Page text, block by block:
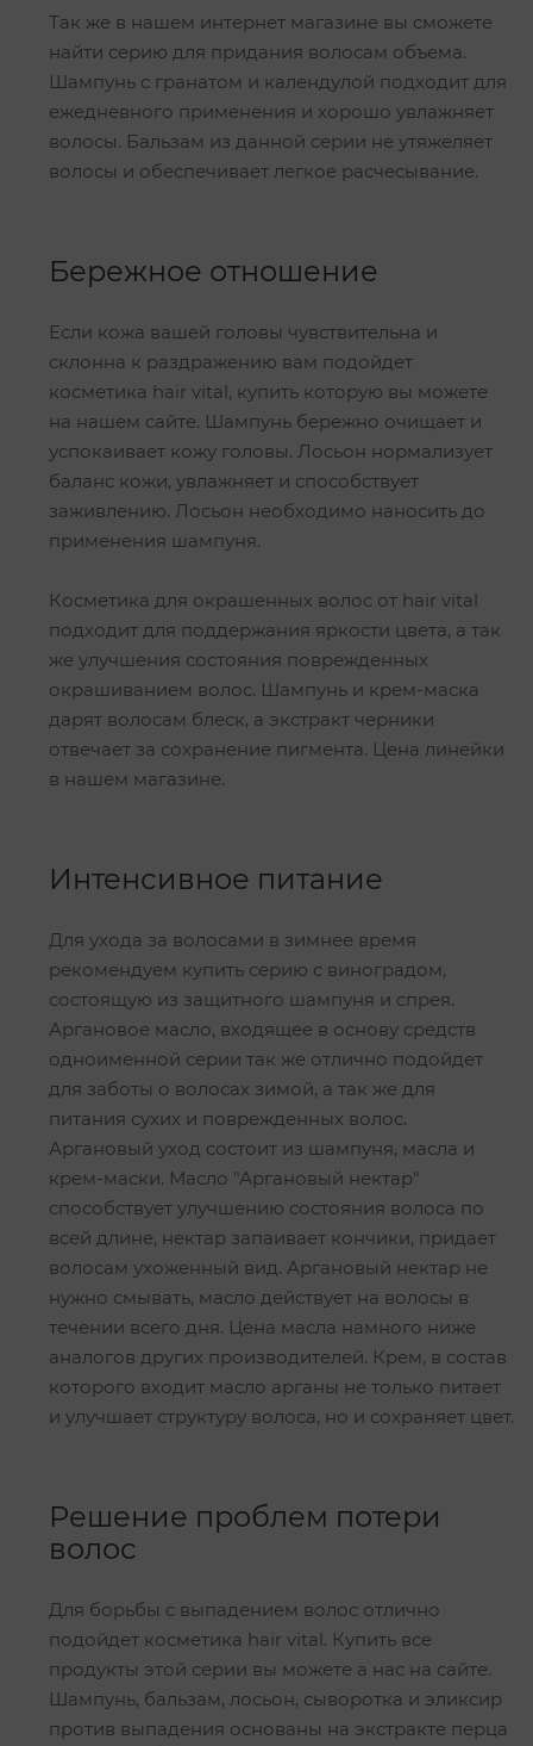
Так же в нашем интернет магазине вы сможете
найти серию для придания волосам объема.
Шампунь с гранатом и календулой подходит для
ежедневного применения и хорошо увлажняет
волосы. Бальзам из данной серии не утяжеляет
волосы и обеспечивает легкое расчесывание.
Бережное отношение
Если кожа вашей головы чувствительна и
склонна к раздражению вам подойдет
косметика hair vital, купить которую вы можете
на нашем сайте. Шампунь бережно очищает и
успокаивает кожу головы. Лосьон нормализует
баланс кожи, увлажняет и способствует
заживлению. Лосьон необходимо наносить до
применения шампуня.
Косметика для окрашенных волос от hair vital
подходит для поддержания яркости цвета, а так
же улучшения состояния поврежденных
окрашиванием волос. Шампунь и крем-маска
дарят волосам блеск, а экстракт черники
отвечает за сохранение пигмента. Цена линейки
в нашем магазине.
Интенсивное питание
Для ухода за волосами в зимнее время
рекомендуем купить серию с виноградом,
состоящую из защитного шампуня и спрея.
Аргановое масло, входящее в основу средств
одноименной серии так же отлично подойдет
для заботы о волосах зимой, а так же для
питания сухих и поврежденных волос.
Аргановый уход состоит из шампуня, масла и
крем-маски. Масло "Аргановый нектар"
способствует улучшению состояния волоса по
всей длине, нектар запаивает кончики, придает
волосам ухоженный вид. Аргановый нектар не
нужно смывать, масло действует на волосы в
течении всего дня. Цена масла намного ниже
аналогов других производителей. Крем, в состав
которого входит масло арганы не только питает
и улучшает структуру волоса, но и сохраняет цвет.
Решение проблем потери
волос
Для борьбы с выпадением волос отлично
подойдет косметика hair vital. Купить все
продукты этой серии вы можете а нас на сайте.
Шампунь, бальзам, лосьон, сыворотка и эликсир
против выпадения основаны на экстракте перца